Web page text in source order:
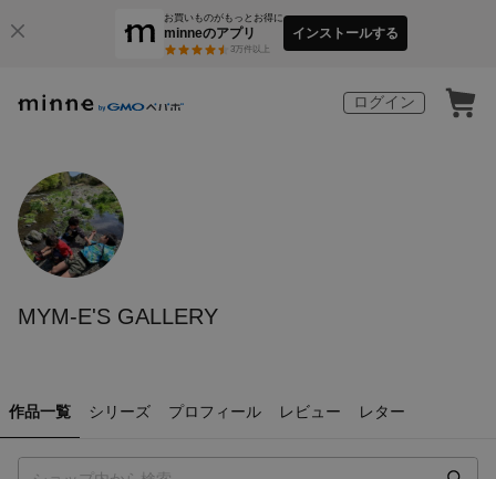
お買いものがもっとお得に
minneのアプリ
3万件以上
インストールする
ログイン
MYM-E'S GALLERY
作品一覧 シリーズ プロフィール レビュー レター